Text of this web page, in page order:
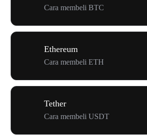
Cara membeli BTC
Ethereum
Cara membeli ETH
Tether
Cara membeli USDT